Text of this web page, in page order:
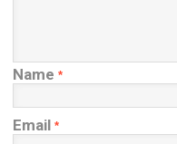
Name *
Email *